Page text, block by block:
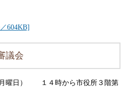
604KB]
議会
曜日） １４時から市役所３階第